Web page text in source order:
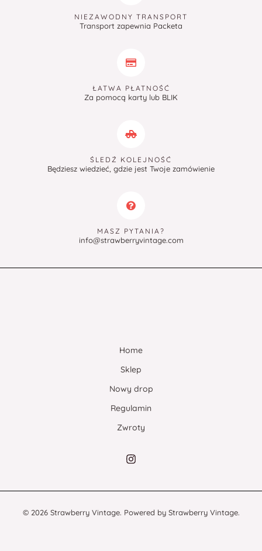
NIEZAWODNY TRANSPORT
Transport zapewnia Packeta
ŁATWA PŁATNOŚĆ
Za pomocą karty lub BLIK
ŚLEDŹ KOLEJNOŚĆ
Będziesz wiedzieć, gdzie jest Twoje zamówienie
MASZ PYTANIA?
info@strawberryvintage.com
Home
Sklep
Nowy drop
Regulamin
Zwroty
© 2026 Strawberry Vintage. Powered by Strawberry Vintage.